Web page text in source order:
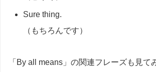
Sure thing.
（もちろんです）
「By all means」の関連フレーズも見て